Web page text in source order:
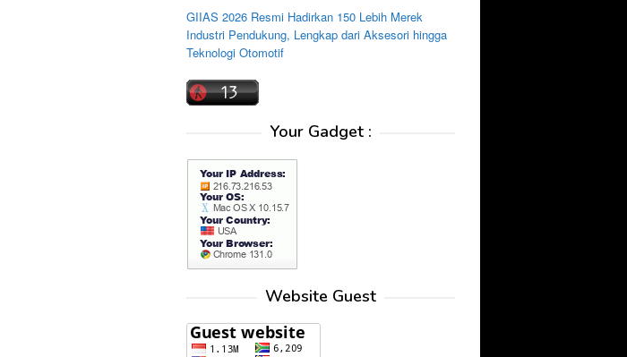
GIIAS 2026 Resmi Hadirkan 150 Lebih Merek
Industri Pendukung, Lengkap dari Aksesori hingga
Teknologi Otomotif
Your Gadget :
Website Guest